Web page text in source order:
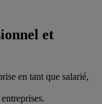
et
en tant que salarié,